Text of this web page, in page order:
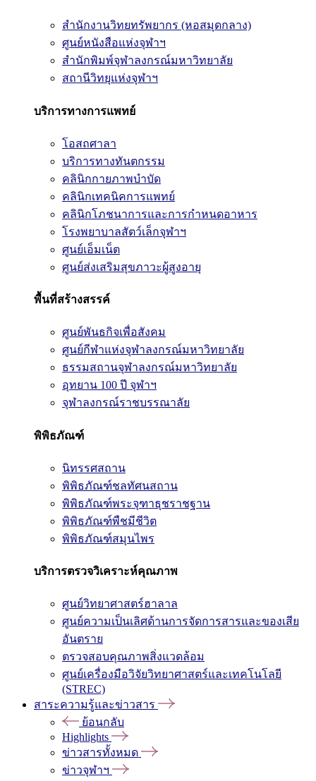
สำนักงานวิทยทรัพยากร (หอสมุดกลาง)
ศูนย์หนังสือแห่งจุฬาฯ
สำนักพิมพ์จุฬาลงกรณ์มหาวิทยาลัย
สถานีวิทยุแห่งจุฬาฯ
บริการทางการแพทย์
โอสถศาลา
บริการทางทันตกรรม
คลินิกกายภาพบำบัด
คลินิกเทคนิคการแพทย์
คลินิกโภชนาการและการกำหนดอาหาร
โรงพยาบาลสัตว์เล็กจุฬาฯ
ศูนย์เอ็มเน็ต
ศูนย์ส่งเสริมสุขภาวะผู้สูงอายุ
พื้นที่สร้างสรรค์
ศูนย์พันธกิจเพื่อสังคม
ศูนย์กีฬาแห่งจุฬาลงกรณ์มหาวิทยาลัย
ธรรมสถานจุฬาลงกรณ์มหาวิทยาลัย
อุทยาน 100 ปี จุฬาฯ
จุฬาลงกรณ์ราชบรรณาลัย
พิพิธภัณฑ์
นิทรรศสถาน
พิพิธภัณฑ์ชลทัศนสถาน
พิพิธภัณฑ์พระจุฑาธุชราชฐาน
พิพิธภัณฑ์พืชมีชีวิต
พิพิธภัณฑ์สมุนไพร
บริการตรวจวิเคราะห์คุณภาพ
ศูนย์วิทยาศาสตร์ฮาลาล
ศูนย์ความเป็นเลิศด้านการจัดการสารและของเสีย
อันตราย
ตรวจสอบคุณภาพสิ่งแวดล้อม
ศูนย์เครื่องมือวิจัยวิทยาศาสตร์และเทคโนโลยี
(STREC)
สาระความรู้และข่าวสาร
ย้อนกลับ
Highlights
ข่าวสารทั้งหมด
ข่าวจุฬาฯ